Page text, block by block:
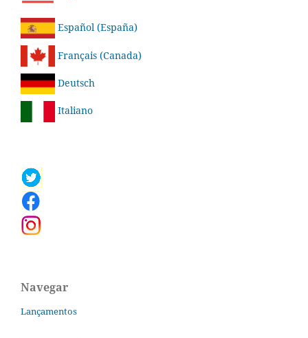
Español (España)
Français (Canada)
Deutsch
Italiano
Navegar
Lançamentos